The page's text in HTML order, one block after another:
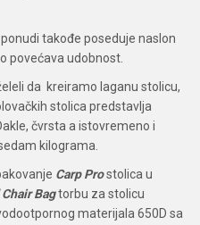
takođe poseduje naslon
povećava udobnost.
da kreiramo laganu stolicu,
stolica predstavlja
čvrsta a istovremeno i
kilograma.
Carp Prostolica u
Bagtorbu za stolicu
materijala 650D sa